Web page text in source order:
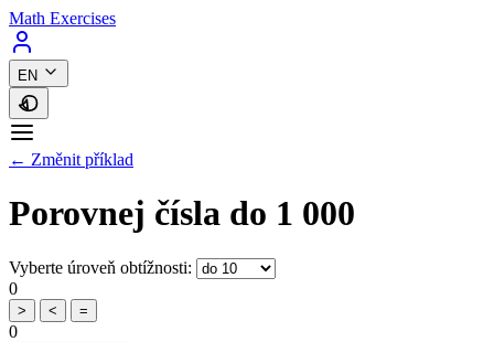
Math Exercises
EN
← Změnit příklad
Porovnej čísla do 1 000
Vyberte úroveň obtížnosti:
0
> < =
0